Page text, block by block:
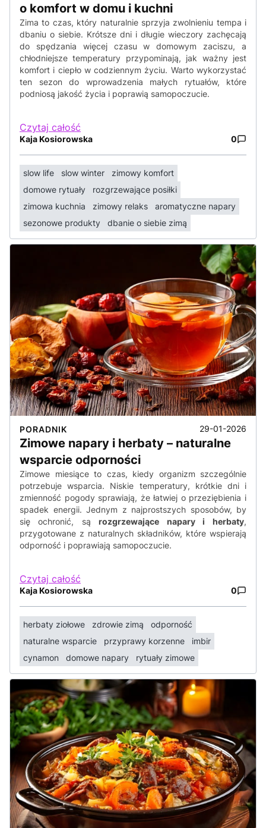
o komfort w domu i kuchni
Zima to czas, który naturalnie sprzyja zwolnieniu tempa i
dbaniu o siebie. Krótsze dni i długie wieczory zachęcają
do spędzania więcej czasu w domowym zaciszu, a
chłodniejsze temperatury przypominają, jak ważny jest
komfort i ciepło w codziennym życiu. Warto wykorzystać
ten sezon do wprowadzenia małych rytuałów, które
podniosą jakość życia i poprawią samopoczucie.
Czytaj całość
Kaja Kosiorowska 0
slow life slow winter
zimowy komfort
domowe rytuały
rozgrzewające posiłki
zimowa kuchnia
zimowy relaks
aromatyczne napary
sezonowe produkty
dbanie o siebie zimą
PORADNIK 29-01-2026
Zimowe napary i herbaty – naturalne
wsparcie odporności
Zimowe miesiące to czas, kiedy organizm szczególnie
potrzebuje wsparcia. Niskie temperatury, krótkie dni i
zmienność pogody sprawiają, że łatwiej o przeziębienia i
spadek energii. Jednym z najprostszych sposobów, by
się ochronić, są rozgrzewające napary i herbaty,
przygotowane z naturalnych składników, które wspierają
odporność i poprawiają samopoczucie.
Czytaj całość
Kaja Kosiorowska 0
herbaty ziołowe zdrowie zimą
odporność
naturalne wsparcie
przyprawy korzenne
imbir
cynamon
domowe napary rytuały zimowe